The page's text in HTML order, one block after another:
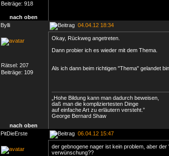
Beiträge: 918
nach oben
Bylli
04.04.12 18:34
Rätsel: 207
Beiträge: 109
Okay, Rückweg angetreten.
Dann probier ich es wieder mit dem Thema.
Als ich dann beim richtigen "Thema" gelandet
„Hohe Bildung kann man dadurch beweisen,
daß man die kompliziertesten Dinge
auf einfache Art zu erläutern versteht.”
George Bernard Shaw
nach oben
PitDieErste
06.04.12 15:47
der gebnogene nager ist kein problem, aber
verwünschung??